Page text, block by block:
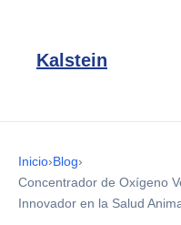
Kalstein
Inicio›Blog›
Concentrador de Oxígeno
Innovador en la Salud